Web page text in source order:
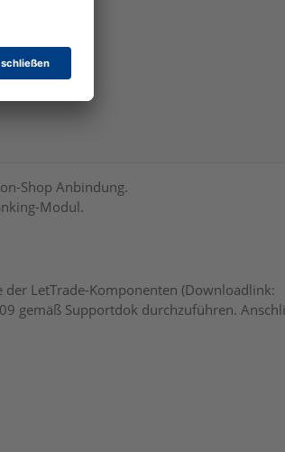
Shop Anbindung.
Modul.
LetTrade-Komponenten (Downloadlink:
gemäß Supportdok durchzuführen.